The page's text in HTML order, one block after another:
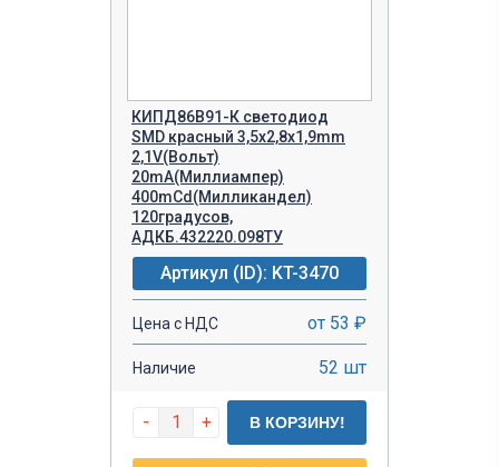
КИПД86В91-К светодиод
SMD красный 3,5х2,8х1,9mm
2,1V(Вольт)
20mA(Миллиампер)
400mCd(Милликандел)
120градусов,
АДКБ.432220.098ТУ
Артикул (ID): KT-3470
Цена с НДС от 53 ₽
Наличие 52 шт
- + В КОРЗИНУ!